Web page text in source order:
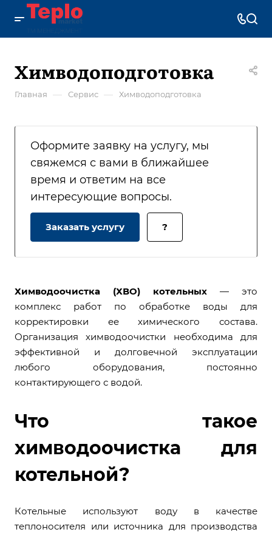
Химводоподготовка
Главная — Сервис — Химводоподготовка
Оформите заявку на услугу, мы
свяжемся с вами в ближайшее
время и ответим на все
интересующие вопросы.
Заказать услугу ?
Химводоочистка (ХВО) котельных — это
комплекс работ по обработке воды для
корректировки ее химического состава.
Организация химводоочистки необходима для
эффективной и долговечной эксплуатации
любого оборудования, постоянно
контактирующего с водой.
Что такое
химводоочистка для
котельной?
Котельные используют воду в качестве
теплоносителя или источника для производства